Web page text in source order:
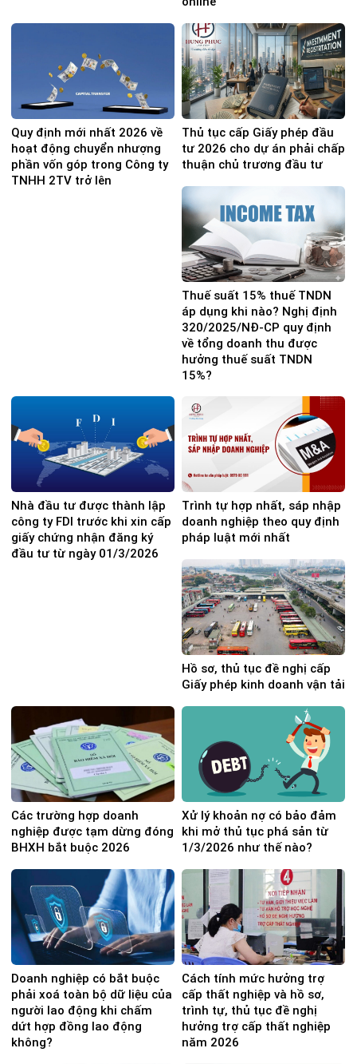
Quy định mới nhất 2026 về
hoạt động chuyển nhượng
phần vốn góp trong Công ty
TNHH 2TV trở lên
Thủ tục cấp Giấy phép đầu
tư 2026 cho dự án phải chấp
thuận chủ trương đầu tư
Thuế suất 15% thuế TNDN
áp dụng khi nào? Nghị định
320/2025/NĐ-CP quy định
về tổng doanh thu được
hưởng thuế suất TNDN
15%?
Nhà đầu tư được thành lập
công ty FDI trước khi xin cấp
giấy chứng nhận đăng ký
đầu tư từ ngày 01/3/2026
Trình tự hợp nhất, sáp nhập
doanh nghiệp theo quy định
pháp luật mới nhất
Hồ sơ, thủ tục đề nghị cấp
Giấy phép kinh doanh vận tải
Các trường hợp doanh
nghiệp được tạm dừng đóng
BHXH bắt buộc 2026
Xử lý khoản nợ có bảo đảm
khi mở thủ tục phá sản từ
1/3/2026 như thế nào?
Doanh nghiệp có bắt buộc
phải xoá toàn bộ dữ liệu của
người lao động khi chấm
dứt hợp đồng lao động
không?
Cách tính mức hưởng trợ
cấp thất nghiệp và hồ sơ,
trình tự, thủ tục đề nghị
hưởng trợ cấp thất nghiệp
năm 2026